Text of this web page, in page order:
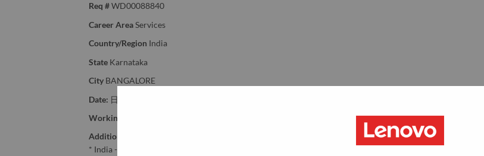
Req # WD00088840
Career Area Services
Country/Region India
State Karnataka
City BANGALORE
Date: 日曜日, 9月 28, 2025
Working Time:
Additional Locations
* India - Karnātaka - Bangalore